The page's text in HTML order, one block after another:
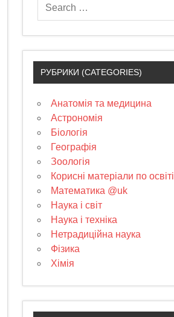
РУБРИКИ (CATEGORIES)
Анатомія та медицина
Астрономія
Біологія
Географія
Зоологія
Корисні матеріали по освіті
Математика @uk
Наука і світ
Наука і техніка
Нетрадиційна наука
Фізика
Хімія